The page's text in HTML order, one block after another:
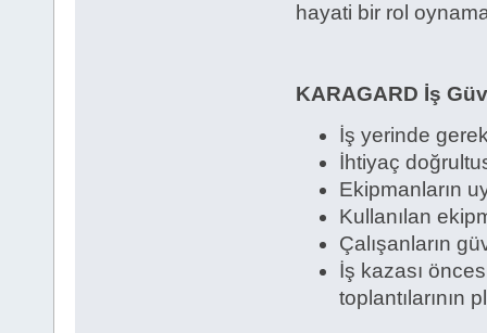
hayati bir rol
KARAGARD İş
İş yerinde
İhtiyaç
Ekipmanların
Kullanılan
Çalışanların
İş kazası
toplantılarının